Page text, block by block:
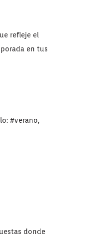
refleje el
en tus
#verano,
donde